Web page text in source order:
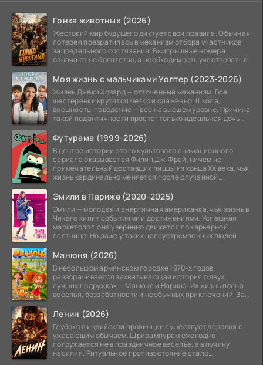
Гонка животных (2026)
Жестокий мир будущего диктует свои правила. Обычная
лотерея превратилась в механизм отбора участников
запредельного состязания. Выигрышные номера
означают не богатство, а необходимость участвовать в
Моя жизнь с мальчиками Уолтер (2023-2026)
Жизнь Джеки Ховард — отточенный механизм. Все
шестеренки крутятся четко и слаженно. Школа,
внешность, поведение — все на высшем уровне. Причина
такой педантичности проста: только идеальная дочь
Футурама (1999-2026)
В центре истории этого культового анимационного
сериала оказывается Филип Дж. Фрай, ничем не
примечательный доставщик пиццы из конца XX века, чья
жизнь кардинально меняется после случайной
Эмили в Париже (2020-2025)
Эмили — молодая и энергичная американка, чья жизнь в
Чикаго кипит событиями и достижениями. Успешная
маркетолог, она уверенно движется по карьерной
лестнице. Но даже у таких целеустремленных людей
Манюня (2026)
В небольшом армянском городке 1970-х годов
разворачивается захватывающая история о двух
лучших подружках — Манюне и Наринэ. Их жизнь полна
веселья, беззаботности и необычных приключений. За
Ленин (2026)
Глубоко в индийской провинции существует деревня с
ужасающим обычаем. Шрирампурам ежегодно
погружается не в праздничное веселье, а в пучину
насилия. Ритуальное противостояние стало